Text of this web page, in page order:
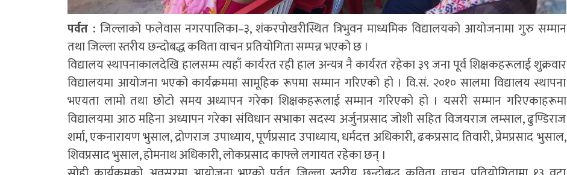
पर्वत : जिल्लाको फलेवास नगरपालिका–३, शंकरपोखरीस्थित त्रिभुवन माध्यमिक विद्यालयको आयोजनामा गुरु सम्मान
तथा जिल्ला स्तरीय छन्दोबद्ध कविता वाचन प्रतियोगिता सम्पन्न भएको छ ।
विद्यालय स्थापनाकालदेखि हालसम्म त्यहाँ कार्यरत रही हाल अन्यत्र नै कार्यरत रहेका ३९ जना पूर्व शिक्षकहरूलाई शुक्रवार
विद्यालयमा आयोजना भएको कार्यक्रममा सामूहिक रूपमा सम्मान गरिएको हो । वि.सं. २०१० सालमा विद्यालय स्थापना
भएयता लामो तथा छोटो समय अध्यापन गरेका शिक्षकहरूलाई सम्मान गरिएको हो । यसरी सम्मान गरिएकाहरूमा
विद्यालयमा आठ महिना अध्यापन गरेका संविधान सभाका सदस्य अर्जुनप्रसाद जोशी सहित विजयराज लम्साल, ढुण्डिराज
शर्मा, एकनारायण भुसाल, द्रोणराज उपाध्याय, पूर्णप्रसाद उपाध्याय, धर्मदत्त अधिकारी, ढकप्रसाद तिवारी, प्रेमप्रसाद भुसाल,
शिवप्रसाद भुसाल, होमनाथ अधिकारी, लोकप्रसाद काफ्ले लगायत रहेका छन् ।